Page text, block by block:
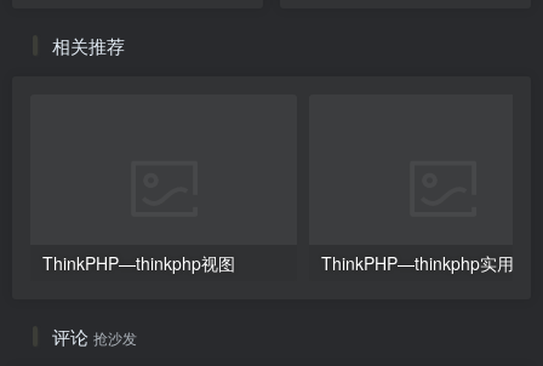
相关推荐
ThinkPHP—thinkphp视图 ThinkPHP—thinkphp实用项
评论 抢沙发